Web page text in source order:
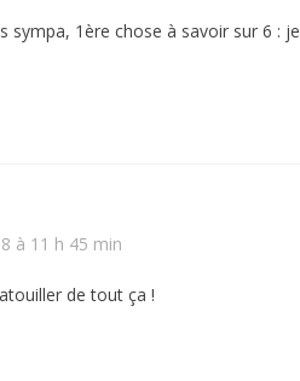
sympa, 1ère chose à savoir sur 6 :
à 11 h 45 min
de tout ça !